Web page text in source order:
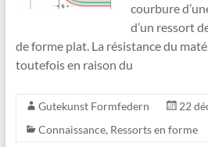
courbure
d’un ressort
de forme plat. La résistance du
toutefois en raison du
Gutekunst Formfedern
22
Connaissance, Ressorts en forme